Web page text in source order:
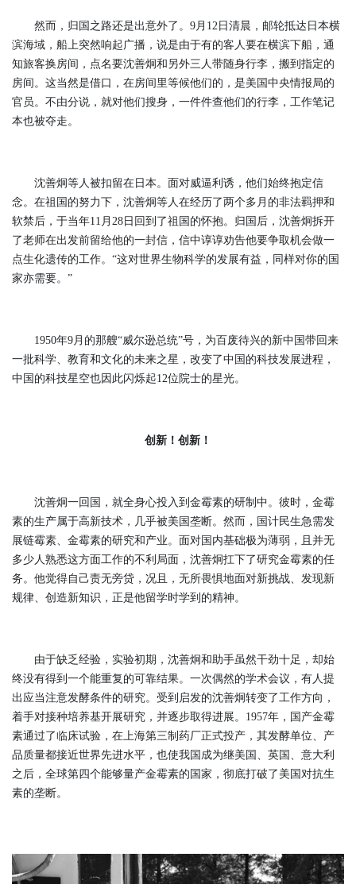
然而，归国之路还是出意外了。9月12日清晨，邮轮抵达日本横
滨海域，船上突然响起广播，说是由于有的客人要在横滨下船，通
知旅客换房间，点名要沈善炯和另外三人带随身行李，搬到指定的
房间。这当然是借口，在房间里等候他们的，是美国中央情报局的
官员。不由分说，就对他们搜身，一件件查他们的行李，工作笔记
本也被夺走。
沈善炯等人被扣留在日本。面对威逼利诱，他们始终抱定信
念。在祖国的努力下，沈善炯等人在经历了两个多月的非法羁押和
软禁后，于当年11月28日回到了祖国的怀抱。归国后，沈善炯拆开
了老师在出发前留给他的一封信，信中谆谆劝告他要争取机会做一
点生化遗传的工作。“这对世界生物科学的发展有益，同样对你的国
家亦需要。”
1950年9月的那艘“威尔逊总统”号，为百废待兴的新中国带回来
一批科学、教育和文化的未来之星，改变了中国的科技发展进程，
中国的科技星空也因此闪烁起12位院士的星光。
创新！创新！
沈善炯一回国，就全身心投入到金霉素的研制中。彼时，金霉
素的生产属于高新技术，几乎被美国垄断。然而，国计民生急需发
展链霉素、金霉素的研究和产业。面对国内基础极为薄弱，且并无
多少人熟悉这方面工作的不利局面，沈善炯扛下了研究金霉素的任
务。他觉得自己责无旁贷，况且，无所畏惧地面对新挑战、发现新
规律、创造新知识，正是他留学时学到的精神。
由于缺乏经验，实验初期，沈善炯和助手虽然干劲十足，却始
终没有得到一个能重复的可靠结果。一次偶然的学术会议，有人提
出应当注意发酵条件的研究。受到启发的沈善炯转变了工作方向，
着手对接种培养基开展研究，并逐步取得进展。1957年，国产金霉
素通过了临床试验，在上海第三制药厂正式投产，其发酵单位、产
品质量都接近世界先进水平，也使我国成为继美国、英国、意大利
之后，全球第四个能够量产金霉素的国家，彻底打破了美国对抗生
素的垄断。